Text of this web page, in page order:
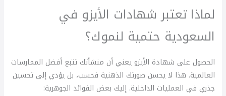
لماذا تعتبر شهادات الأيزو في
السعودية حتمية لنموك؟
الحصول على شهادة الأيزو يعني أن منشأتك تتبع أفضل الممارسات
العالمية. هذا لا يحسن صورتك الذهنية فحسب، بل يؤدي إلى تحسين
جذري في العمليات الداخلية. إليك بعض الفوائد الجوهرية: